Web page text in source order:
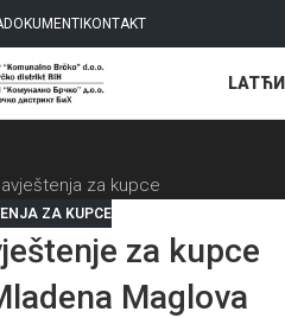
DOKUMENTI KONTAKT
LAT
za kupce
ZA KUPCE
za kupce
Maglova